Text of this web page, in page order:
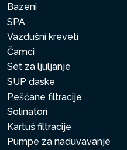
Bazeni
SPA
Vazdušni kreveti
Čamci
Set za ljuljanje
SUP daske
Peščane filtracije
Solinatori
Kartuš filtracije
Pumpe za naduvavanje